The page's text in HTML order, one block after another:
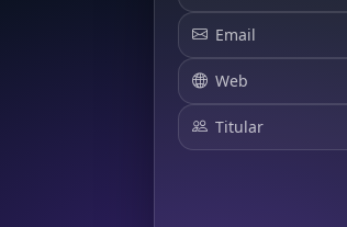
Email
Web
Titular